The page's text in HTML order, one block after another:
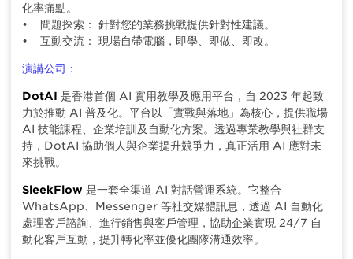
化率痛點。
• 問題探索： 針對您的業務挑戰提供針對性建議。
• 互動交流： 現場自帶電腦，即學、即做、即改。
演講公司：
DotAI 是香港首個 AI 實用教學及應用平台，自 2023 年起致
力於推動 AI 普及化。平台以「實戰與落地」為核心，提供職場
AI 技能課程、企業培訓及自動化方案。透過專業教學與社群支
持，DotAI 協助個人與企業提升競爭力，真正活用 AI 應對未
來挑戰。
SleekFlow 是一套全渠道 AI 對話營運系統。它整合
WhatsApp、Messenger 等社交媒體訊息，透過 AI 自動化
處理客戶諮詢、進行銷售與客戶管理，協助企業實現 24/7 自
動化客戶互動，提升轉化率並優化團隊溝通效率。